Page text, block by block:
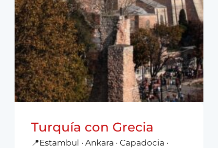
Turquía con Grecia
📍Estambul · Ankara · Capadocia ·